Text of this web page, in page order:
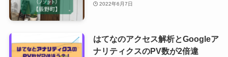
2022年6月7日
はてなのアクセス解析とGoogleア
ナリティクスのPV数が2倍違